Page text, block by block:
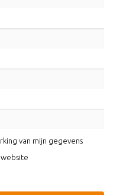
van mijn gegevens